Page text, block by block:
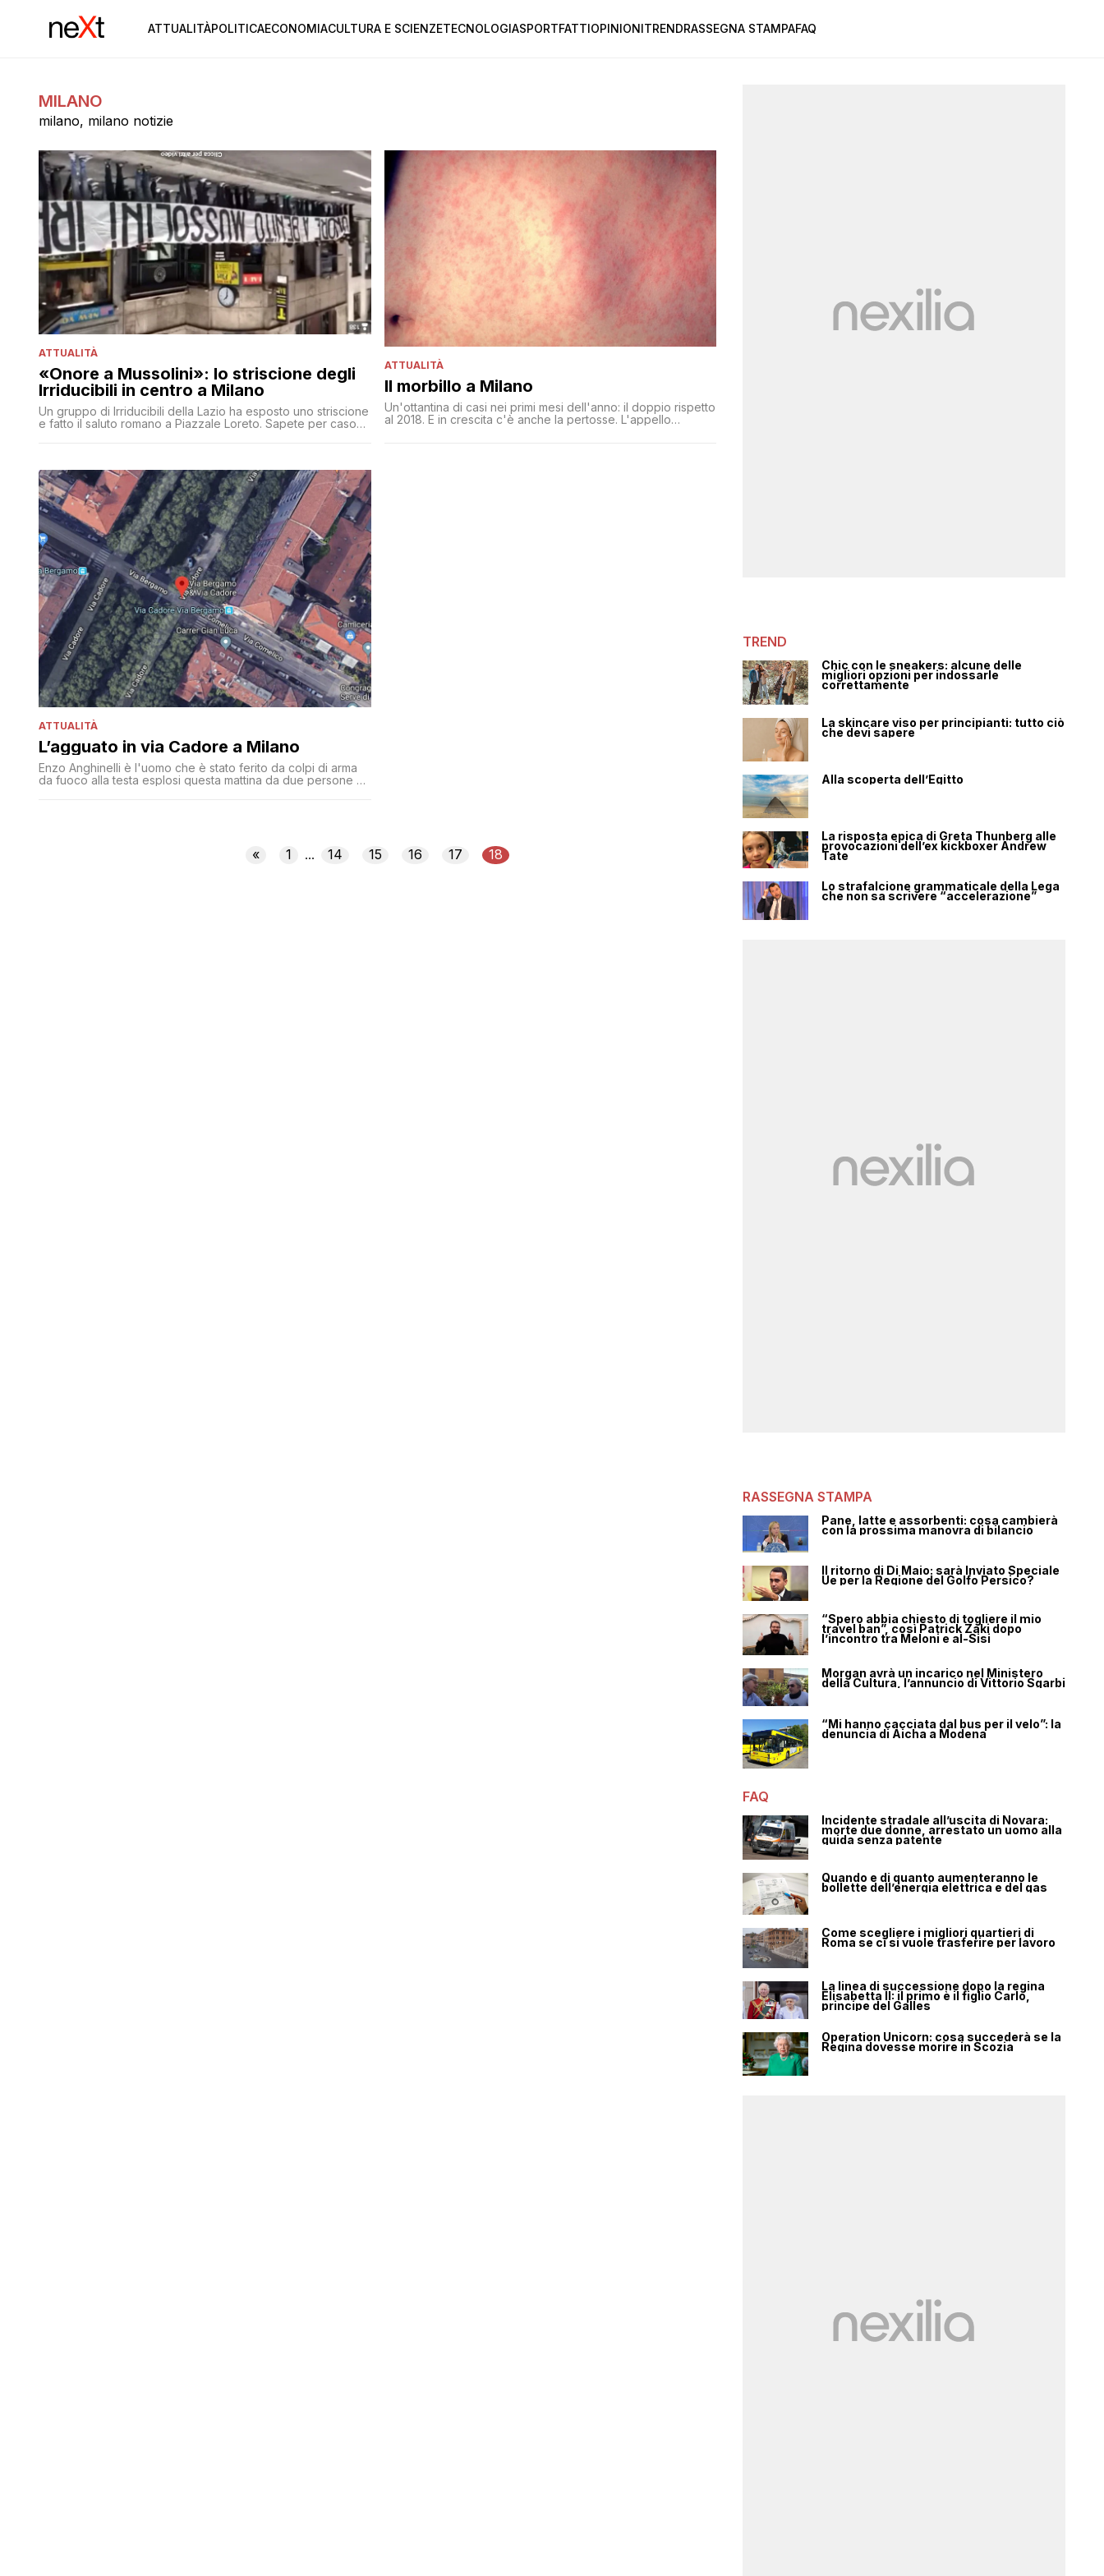
ATTUALITÀPOLITICAECONOMIACULTURA E SCIENZETECNOLOGIASPORTFATTIOPINIONITRENDRASSEGNA STAMPAFAQ
MILANO
milano, milano notizie
ATTUALITÀ
«Onore a Mussolini»: lo striscione degli
Irriducibili in centro a Milano
Un gruppo di Irriducibili della Lazio ha esposto uno striscione
e fatto il saluto romano a Piazzale Loreto. Sapete per caso
ATTUALITÀ
Il morbillo a Milano
Un'ottantina di casi nei primi mesi dell'anno: il doppio rispetto
al 2018. E in crescita c'è anche la pertosse. L'appello
ATTUALITÀ
L’agguato in via Cadore a Milano
Enzo Anghinelli è l'uomo che è stato ferito da colpi di arma
da fuoco alla testa esplosi questa mattina da due persone a
« 1 ... 14 15 16 17 18
TREND
Chic con le sneakers: alcune delle
migliori opzioni per indossarle
correttamente
La skincare viso per principianti: tutto ciò
che devi sapere
Alla scoperta dell’Egitto
La risposta epica di Greta Thunberg alle
provocazioni dell’ex kickboxer Andrew
Tate
Lo strafalcione grammaticale della Lega
che non sa scrivere “accelerazione”
RASSEGNA STAMPA
Pane, latte e assorbenti: cosa cambierà
con la prossima manovra di bilancio
Il ritorno di Di Maio: sarà Inviato Speciale
Ue per la Regione del Golfo Persico?
“Spero abbia chiesto di togliere il mio
travel ban”, così Patrick Zaki dopo
l’incontro tra Meloni e al-Sisi
Morgan avrà un incarico nel Ministero
della Cultura, l’annuncio di Vittorio Sgarbi
“Mi hanno cacciata dal bus per il velo”: la
denuncia di Aicha a Modena
FAQ
Incidente stradale all’uscita di Novara:
morte due donne, arrestato un uomo alla
guida senza patente
Quando e di quanto aumenteranno le
bollette dell’energia elettrica e del gas
Come scegliere i migliori quartieri di
Roma se ci si vuole trasferire per lavoro
La linea di successione dopo la regina
Elisabetta II: il primo è il figlio Carlo,
principe del Galles
Operation Unicorn: cosa succederà se la
Regina dovesse morire in Scozia